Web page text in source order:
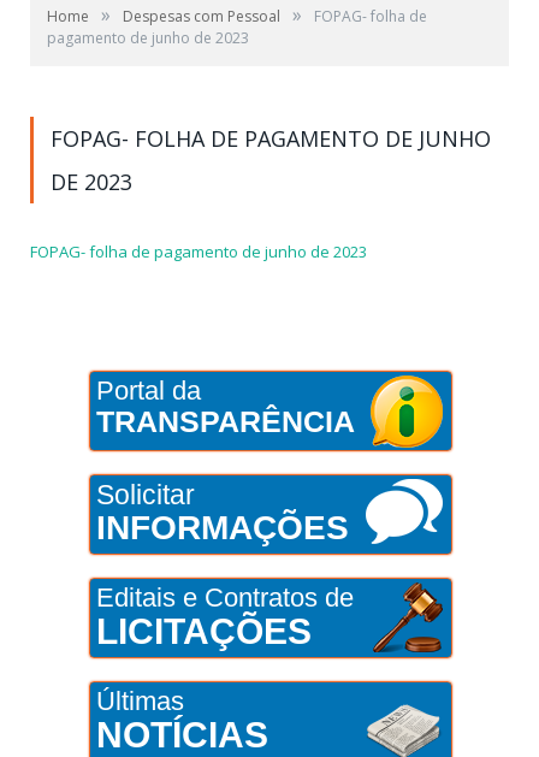
Home » Despesas com Pessoal »
FOPAG- folha de
pagamento de junho de 2023
FOPAG- FOLHA DE PAGAMENTO DE JUNHO
DE 2023
FOPAG- folha de pagamento de junho de 2023
Portal da
TRANSPARÊNCIA
Solicitar
INFORMAÇÕES
Editais e Contratos de
LICITAÇÕES
Últimas
NOTÍCIAS